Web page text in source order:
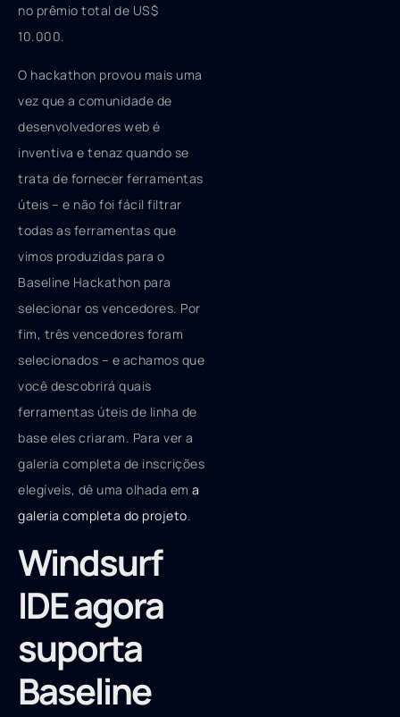
no prêmio total de US$
10.000.
O hackathon provou mais uma
vez que a comunidade de
desenvolvedores web é
inventiva e tenaz quando se
trata de fornecer ferramentas
úteis – e não foi fácil filtrar
todas as ferramentas que
vimos produzidas para o
Baseline Hackathon para
selecionar os vencedores. Por
fim, três vencedores foram
selecionados – e achamos que
você descobrirá quais
ferramentas úteis de linha de
base eles criaram. Para ver a
galeria completa de inscrições
elegíveis, dê uma olhada em a
galeria completa do projeto.
Windsurf
IDE agora
suporta
Baseline